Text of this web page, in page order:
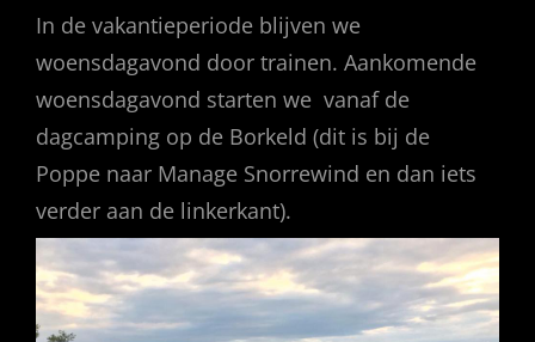
In de vakantieperiode blijven we
woensdagavond door trainen. Aankomende
woensdagavond starten we vanaf de
dagcamping op de Borkeld (dit is bij de
Poppe naar Manage Snorrewind en dan iets
verder aan de linkerkant).